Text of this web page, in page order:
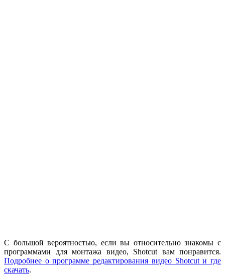
С большой вероятностью, если вы относительно знакомы с
программами для монтажа видео, Shotcut вам понравится.
Подробнее о программе редактирования видео Shotcut и где
скачать.